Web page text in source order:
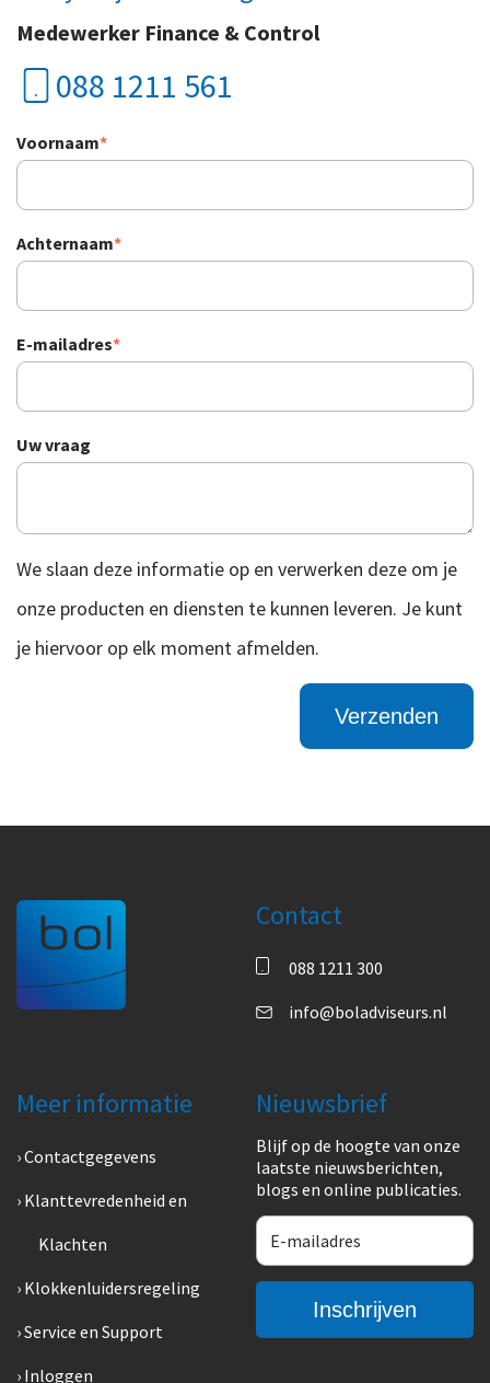
Medewerker Finance & Control
088 1211 561
Voornaam*
Achternaam*
E-mailadres*
Uw vraag
We slaan deze informatie op en verwerken deze om je
onze producten en diensten te kunnen leveren. Je kunt
je hiervoor op elk moment afmelden.
Contact
088 1211 300
info@boladviseurs.nl
Meer informatie
Contactgegevens
Klanttevredenheid en
Klachten
Klokkenluidersregeling
Service en Support
Inloggen
Nieuwsbrief
Blijf op de hoogte van onze
laatste nieuwsberichten,
blogs en online publicaties.